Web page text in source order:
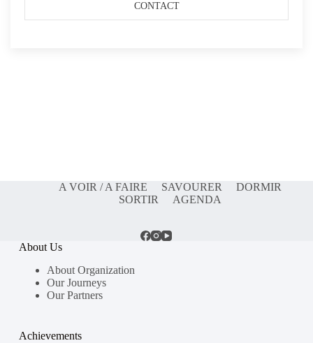
CONTACT
A VOIR / A FAIRE SAVOURER
DORMIR
SORTIR
AGENDA
About Us
About Organization
Our Journeys
Our Partners
Achievements